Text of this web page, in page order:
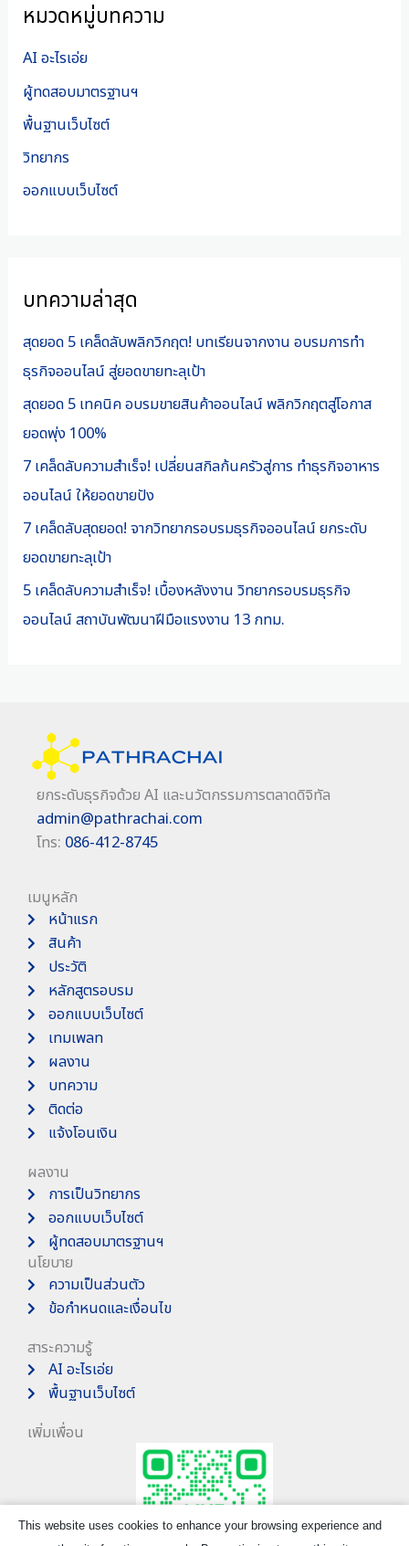
หมวดหมู่บทความ
AI อะไรเอ่ย
ผู้ทดสอบมาตรฐานฯ
พื้นฐานเว็บไซต์
วิทยากร
ออกแบบเว็บไซต์
บทความล่าสุด
สุดยอด 5 เคล็ดลับพลิกวิกฤต! บทเรียนจากงาน อบรมการทำ
ธุรกิจออนไลน์ สู่ยอดขายทะลุเป้า
สุดยอด 5 เทคนิค อบรมขายสินค้าออนไลน์ พลิกวิกฤตสู่โอกาส
ยอดพุ่ง 100%
7 เคล็ดลับความสำเร็จ! เปลี่ยนสกิลก้นครัวสู่การ ทำธุรกิจอาหาร
ออนไลน์ ให้ยอดขายปัง
7 เคล็ดลับสุดยอด! จากวิทยากรอบรมธุรกิจออนไลน์ ยกระดับ
ยอดขายทะลุเป้า
5 เคล็ดลับความสำเร็จ! เบื้องหลังงาน วิทยากรอบรมธุรกิจ
ออนไลน์ สถาบันพัฒนาฝีมือแรงงาน 13 กทม.
ยกระดับธุรกิจด้วย AI และนวัตกรรมการตลาดดิจิทัล
admin@pathrachai.com
โทร: 086-412-8745
เมนูหลัก
หน้าแรก
สินค้า
ประวัติ
หลักสูตรอบรม
ออกแบบเว็บไซต์
เทมเพลท
ผลงาน
บทความ
ติดต่อ
แจ้งโอนเงิน
ผลงาน
การเป็นวิทยากร
ออกแบบเว็บไซต์
ผู้ทดสอบมาตรฐานฯ
นโยบาย
ความเป็นส่วนตัว
ข้อกำหนดและเงื่อนไข
สาระความรู้
AI อะไรเอ่ย
พื้นฐานเว็บไซต์
เพิ่มเพื่อน
This website uses cookies to enhance your browsing experience and